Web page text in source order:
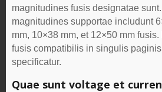
magnitudines fusis designatae
magnitudines supportae includunt
mm, 10×38 mm, et 12×50 mm
fusis compatibilis in singulis
specificatur.
Quae sunt voltage et